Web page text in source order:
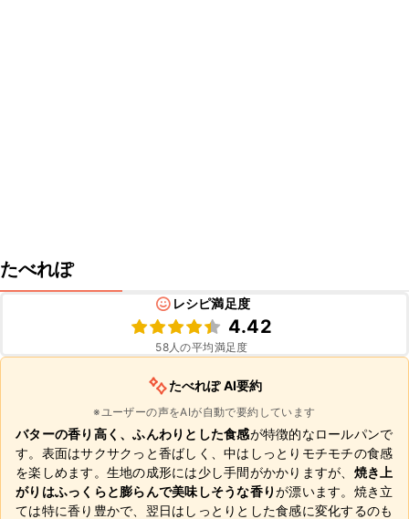
たべれぽ
レシピ満足度
4.42
58人の平均満足度
たべれぽ AI要約
※ユーザーの声をAIが自動で要約しています
バターの香り高く、ふんわりとした食感が特徴的なロールパンで
す。表面はサクサクっと香ばしく、中はしっとりモチモチの食感
を楽しめます。生地の成形には少し手間がかかりますが、 焼き上
がりはふっくらと膨らんで美味しそうな香りが漂います。焼き立
ては特に香り豊かで、翌日はしっとりとした食感に変化するのも